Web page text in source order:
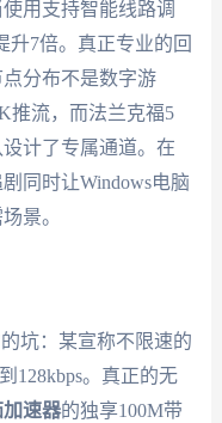
用支持智能线路调
升7倍。真正专业的回
分布不是数字游
推流，而法兰克福5
计了专属通道。在
同时让Windows电脑
景。
坑：某宣称不限速的
128kbps。真正的无
速器的独享100M带